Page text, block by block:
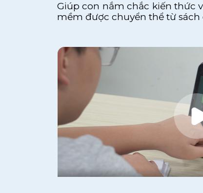
Giúp con nắm chắc kiến thức
mềm được chuyển thể từ